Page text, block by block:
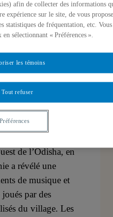
et
hindoues,
la
differentes
de l’Odisha, en
a révélé une
de musique et
par des
du village. Les
afin de collecter des informations
expérience sur le site, de vous
statistiques de fréquentation, etc. Vous
sélectionnant « Préférences ».
Tout refuser
les témoins
Préférences